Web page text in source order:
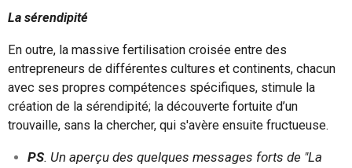
La sérendipité
En outre, la massive fertilisation croisée entre des
entrepreneurs de différentes cultures et continents, chacun
avec ses propres compétences spécifiques, stimule la
création de la sérendipité; la découverte fortuite d’un
trouvaille, sans la chercher, qui s'avère ensuite fructueuse.
PS. Un aperçu des quelques messages forts de "La